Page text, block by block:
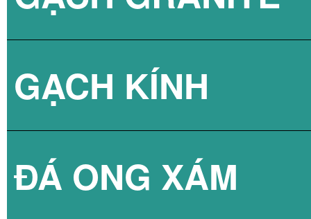
GẠCH KÍNH
GẠCH KÍNH
ĐÁ ONG XÁM